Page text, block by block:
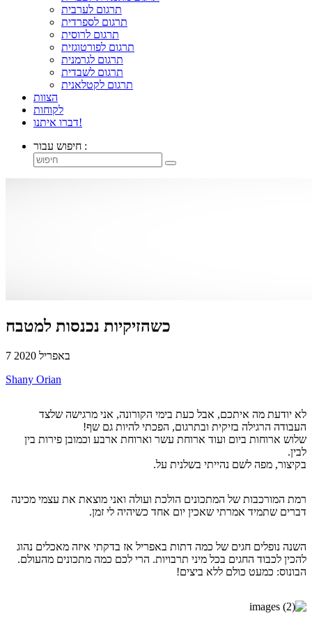
תרגום לערבית
תרגום לספרדית
תרגום לרוסית
תרגום לפורטוגזית
תרגום לגרמנית
תרגום לשבדית
תרגום לקטלאנית
הצוות
לקוחות
דברו איתנו!
חיפוש עבור :
כשהזיקיות נכנסות למטבח
7 באפריל 2020
Shany Orian
לא יודעת מה איתכם, אבל כעת בימי הקורונה, אני מרגישה שלצד
העבודה הרגילה בזיקית ובתרגום, הפכתי להיות גם שף!
שלוש ארוחות ביום ועוד ארוחת עשר וארוחת ארבע וכמובן פירות בין
לבין.
בקיצור, מפה לשם נהייתי בשלנית על.
רמת המורכבות של המתכונים הולכת ועולה ואני מוצאת את עצמי מכינה
דברים שתמיד אמרתי שאכין יום אחד כשיהיה לי זמן.
השנה נופלים חגים של כמה דתות באפריל אז בדקתי איזה מאכלים נהוג
להכין לכבוד החגים בכל מיני תרבויות. הרי לכם כמה מתכונים מהעולם.
הבונוס: כמעט כולם ללא ביצים!